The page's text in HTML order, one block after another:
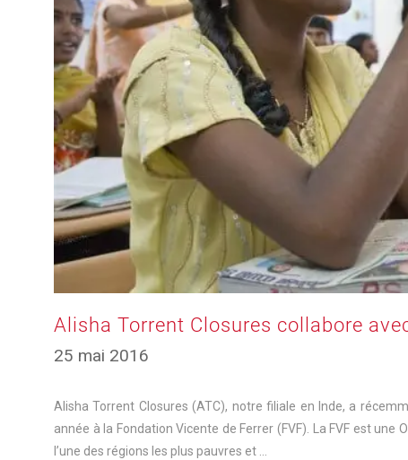
Alisha Torrent Closures collabore
25 mai 2016
Alisha Torrent Closures (ATC), notre filiale en Inde, a
année à la Fondation Vicente de Ferrer (FVF). La FVF est
l’une des régions les plus pauvres et …